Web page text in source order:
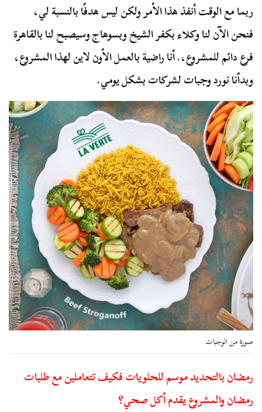
ربما مع الوقت أنفذ هذا الأمر ولكن ليس هدفًا بالنسبة لي،
فنحن الآن لنا وكلاء بكفر الشيخ وبسوهاج وسيصبح لنا بالقاهرة
فرع دائم للمشروع،. أنا راضية بالعمل الأون لاين لهذا المشروع،
وبدأنا نورد وجبات لشركات بشكل يومي.
صورة من الوجبات
رمضان بالتحديد موسم للحلويات فكيف تتعاملين مع طلبات
رمضان والمشروع يقدم أكل صحي؟